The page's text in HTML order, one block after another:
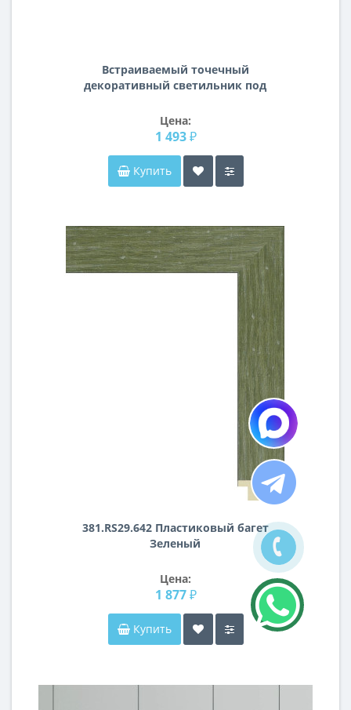
Встраиваемый точечный
декоративный светильник под
лампы Ingrano Lightstar 002534
Цена:
1 493 ₽
Купить
381.RS29.642 Пластиковый багет
Зеленый
Цена:
1 877 ₽
Купить